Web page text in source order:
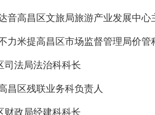
音高昌区文旅局旅游产业发展中心
力米提高昌区市场监督管理 局价管
司法局法治科科长
昌区残联业务科负责人
财政局经建科科长